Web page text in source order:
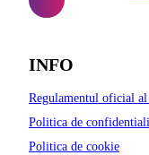
INFO
Regulamentul oficial
Politica de
Politica de cookie